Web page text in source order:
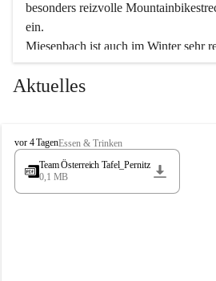
besonders reizvolle
ein.
Miesenbach ist auch im Winter sehr
Eisstockschießen gibt es auf dem
wunderschöne Naturschneepisten,
vielfältige Angebot unserer
Überzeugen Sie sich selbst, dass
in den Beherbergungsbetrieben,
Wir kennen Miesenbach als lebens-
Tradition und Innovation werden
Aktuelles
M
i
s
vor 4 TagenEssen & Trinken
Team Österreich Tafel_Pernitz
0,1 MB